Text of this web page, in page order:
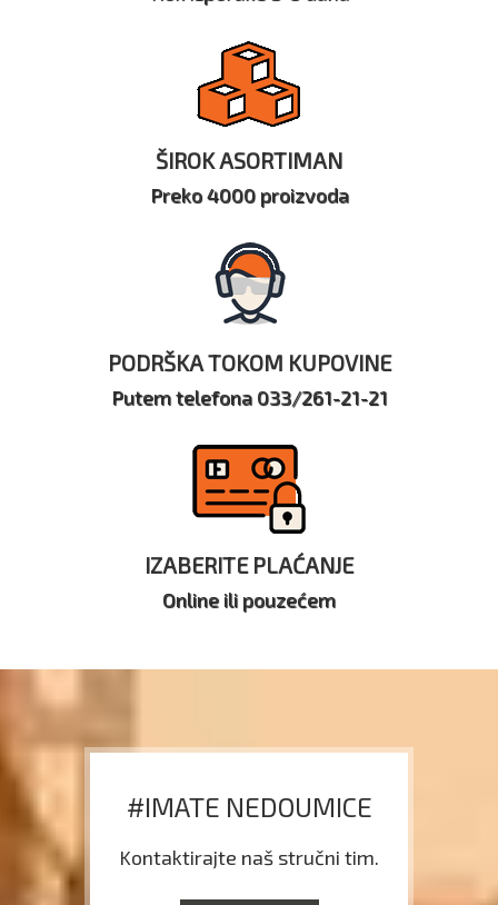
ŠIROK ASORTIMAN
Preko 4000 proizvoda
PODRŠKA TOKOM KUPOVINE
Putem telefona 033/261-21-21
IZABERITE PLAĆANJE
Online ili pouzećem
#IMATE NEDOUMICE
Kontaktirajte naš stručni tim.